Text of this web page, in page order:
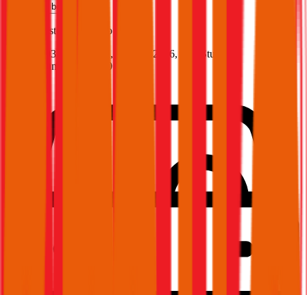
berechnen
Bigster, Vollkasko
140 PS/103 KW, hybrid, Baujahr 2026, BM-Stufe
Versicherungsnehmer 30 Jahre